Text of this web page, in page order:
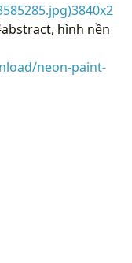
hình nền
neon-paint-